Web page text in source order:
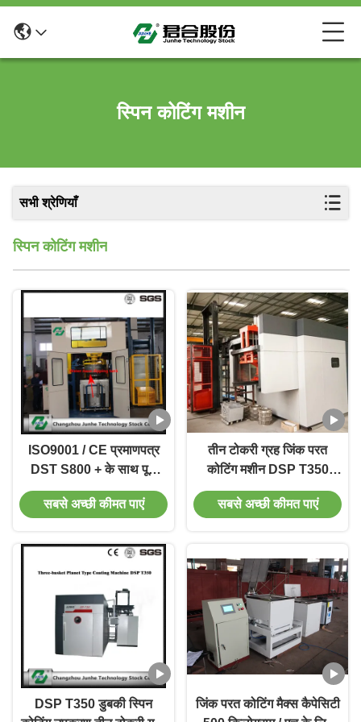
स्पिन कोटिंग मशीन
सभी श्रेणियाँ
स्पिन कोटिंग मशीन
ISO9001 / CE प्रमाणपत्र
DST S800 + के साथ पूर्ण
स्वचालित जस्ता परत कोटिंग
मशीन
सबसे अच्छी कीमत पाएं
तीन टोकरी ग्रह जिंक परत
कोटिंग मशीन DSP T350
ऑपरेशन नियंत्रण प्रणाली
सबसे अच्छी कीमत पाएं
DSP T350 डुबकी स्पिन
जिंक परत कोटिंग मैक्स कैपेसिटी